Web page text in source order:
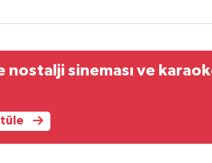
nostalji sineması ve